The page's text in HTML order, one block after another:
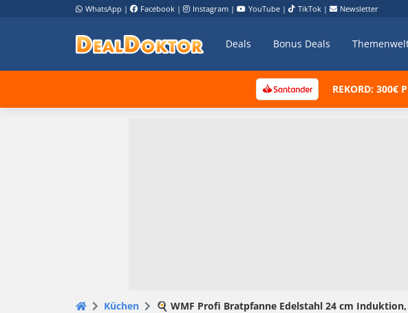
WhatsApp | Facebook | Instagram | YouTube | TikTok | Newsletter
Deals Bonus Deals
REKORD:
Küchen 🍳 WMF Profi Bratpfanne Edelstahl 24 cm